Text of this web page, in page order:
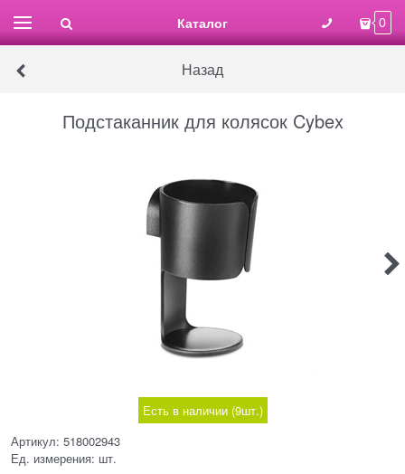
Каталог 0
Назад
Подстаканник для колясок Cybex
Есть в наличии (9шт.)
Артикул: 518002943
Ед. измерения: шт.